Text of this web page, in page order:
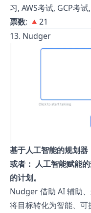
习, AWS考试, GCP考
票数: 🔺21
13. Nudger
基于人工智能的规划器
或者： 人工智能赋能
的计划。
Nudger 借助 AI 辅助
将目标转化为智能、